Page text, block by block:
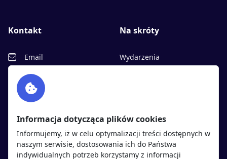
Kontakt
Email
Facebook
Twitter
Na skróty
Wydarzenia
Polityka cookies
Polityka prywatności
Informacja dotycząca plików cookies
Informujemy, iż w celu optymalizacji treści dostępnych w
naszym serwisie, dostosowania ich do Państwa
indywidualnych potrzeb korzystamy z informacji